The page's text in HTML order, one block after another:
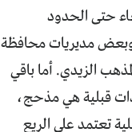
حتى الحدود
وبعض مديريات محافظة
إلى المذهب الزيدي. أما باقي
قبلية هي مذحج،
تعتمد على الريع